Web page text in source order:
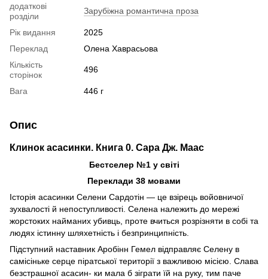
додаткові
розділи
Зарубіжна романтична проза
Рік видання
2025
Переклад
Олена Хаврасьова
Кількість
сторінок
496
Вага 446 г
Опис
Клинок асасинки. Книга 0. Сара Дж. Маас
Бестселер №1 у світі
Переклади 38 мовами
Історія асасинки Селени Сардотін — це взірець войовничої
зухвалості й непоступливості. Селена належить до мережі
жорстоких найманих убивць, проте вчиться розрізняти в собі та
людях істинну шляхетність і безпринципність.
Підступний наставник Аробінн Гемел відправляє Селену в
самісіньке серце піратської території з важливою місією. Слава
безстрашної асасин- ки мала б зіграти їй на руку, тим паче